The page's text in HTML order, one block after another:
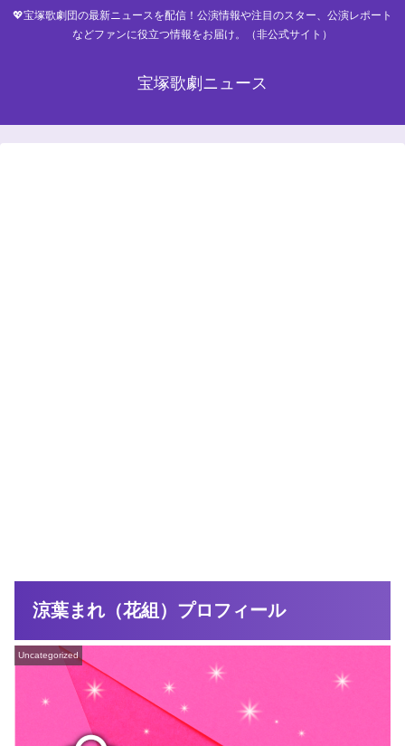
💖宝塚歌劇団の最新ニュースを配信！公演情報や注目のスター、公演レポート
などファンに役立つ情報をお届け。（非公式サイト）
宝塚歌劇ニュース
涼葉まれ（花組）プロフィール
Uncategorized